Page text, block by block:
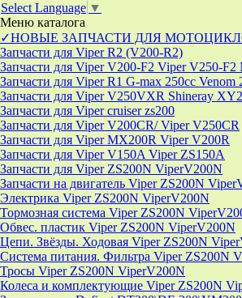
Select Language ▼
Меню каталога
✓НОВЫЕ ЗАПЧАСТИ ДЛЯ
Запчасти для Viper R2 (V200-R2)
Запчасти для Viper V200-F2 Viper V250-F2
Запчасти для Viper R1 G-max 250cc Venom
Запчасти для Viper V250VXR Shineray
Запчасти для Viper cruiser zs200
Запчасти для Viper V200CR/ Viper V250CR
Запчасти для Viper MX200R Viper V200R
Запчасти для Viper V150A Viper ZS150A
Запчасти для Viper ZS200N ViperV200N
Запчасти на двигатель Viper ZS200N
Электрика Viper ZS200N ViperV200N
Тормозная система Viper ZS200N
Обвес. пластик Viper ZS200N ViperV200N
Цепи. Звёзды. Ходовая Viper ZS200N
Система питания. Фильтра Viper ZS200N
Тросы Viper ZS200N ViperV200N
Колеса и комплектующие Viper ZS200N